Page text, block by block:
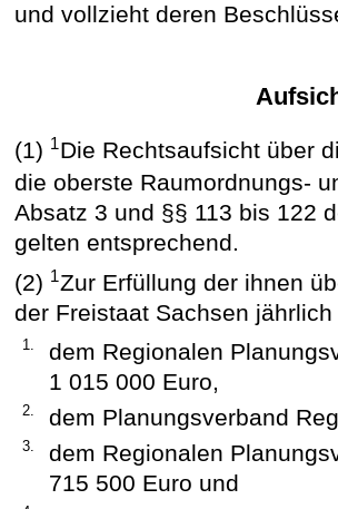
und vollzieht deren
(1) 1Die Rechtsaufsicht über
die oberste Raumordnungs-
Absatz 3 und §§ 113 bis 122
gelten entsprechend.
(2) 1Zur Erfüllung der ihnen
der Freistaat Sachsen jährlich
1.
dem Regionalen
1 015 000 Euro,
2. dem Planungsverband
3.
dem Regionalen
715 500 Euro und